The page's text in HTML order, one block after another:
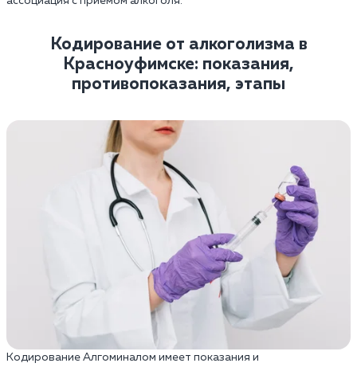
Кодирование от алкоголизма в
Красноуфимске: показания,
противопоказания, этапы
Кодирование Алгоминалом имеет показания и